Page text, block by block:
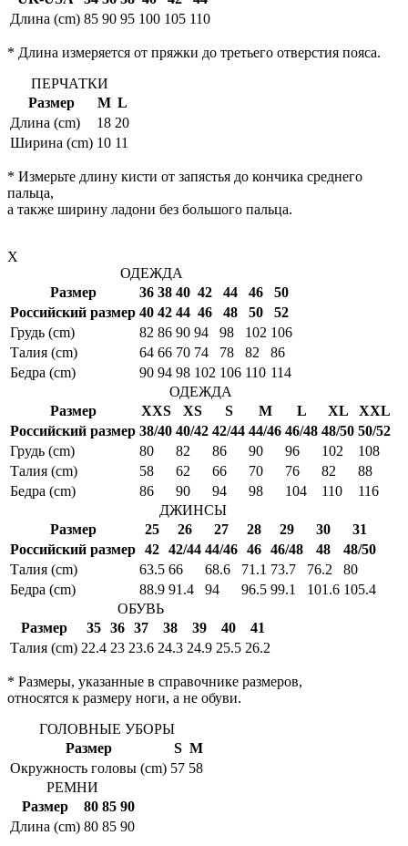
Длина (cm) 85 90 95 100 105 110
* Длина измеряется от пряжки до третьего отверстия пояса.
ПЕРЧАТКИ
Размер
M L
Длина (cm)
18 20
Ширина (cm) 10 11
* Измерьте длину кисти от запястья до кончика среднего
пальца,
а также ширину ладони без большого пальца.
X
ОДЕЖДА
Размер
36 38 40 42 44 46
50
Российский размер 40 42 44 46 48 50
52
Грудь (cm)
82 86 90 94 98 102 106
Талия (cm)
64 66 70 74 78 82
86
Бедра (cm)
90 94 98 102 106 110 114
ОДЕЖДА
Размер
XXS XS S M L XL
XXL
Российский размер 38/40 40/42 42/44 44/46 46/48 48/50 50/52
Грудь (cm)
80 82 86 90 96 102
108
Талия (cm)
58 62 66 70 76 82
88
Бедра (cm)
86 90 94 98 104 110
116
ДЖИНСЫ
Размер
25 26 27 28 29 30
31
Российский размер 42 42/44 44/46 46 46/48 48
48/50
Талия (cm)
63.5 66 68.6 71.1 73.7 76.2
80
Бедра (cm)
88.9 91.4 94 96.5 99.1 101.6 105.4
ОБУВЬ
Размер
35 36 37 38 39 40
41
Талия (cm) 22.4 23 23.6 24.3 24.9 25.5 26.2
* Размеры, указанные в справочнике размеров,
относятся к размеру ноги, а не обуви.
ГОЛОВНЫЕ УБОРЫ
Размер
S M
Окружность головы (cm) 57 58
РЕМНИ
Размер
80 85 90
Длина (cm) 80 85 90